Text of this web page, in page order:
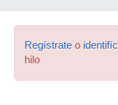
Regístrate o
hilo